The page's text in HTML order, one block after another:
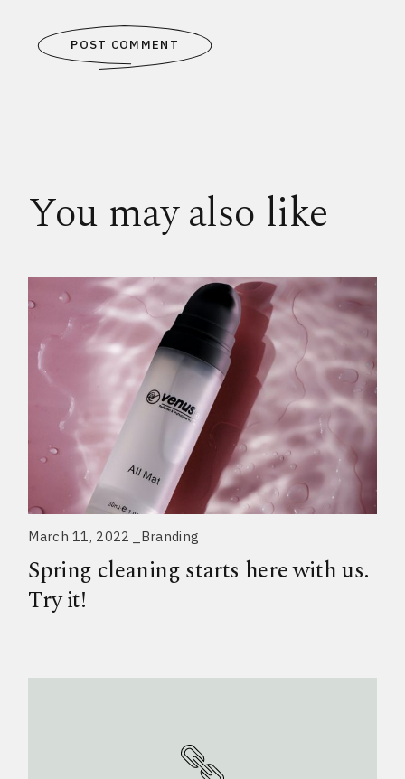
POST COMMENT
You may also like
March 11, 2022 Branding
Spring cleaning starts here with us.
Try it!